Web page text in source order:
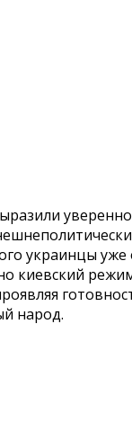
украинцы уже
киевский
народ.